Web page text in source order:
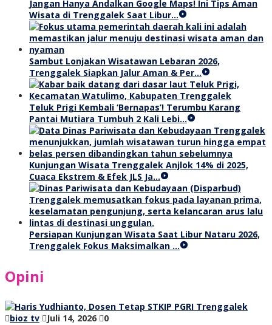
Jangan Hanya Andalkan Google Maps! Ini Tips Aman
Wisata di Trenggalek Saat Libur…
Sambut Lonjakan Wisatawan Lebaran 2026,
Trenggalek Siapkan Jalur Aman & Per…
Teluk Prigi Kembali ‘Bernapas’! Terumbu Karang
Pantai Mutiara Tumbuh 2 Kali Lebi…
Kunjungan Wisata Trenggalek Anjlok 14% di 2025,
Cuaca Ekstrem & Efek JLS Ja…
Persiapan Kunjungan Wisata Saat Libur Nataru 2026,
Trenggalek Fokus Maksimalkan …
Opini
bioz tv Juli 14, 2026 0